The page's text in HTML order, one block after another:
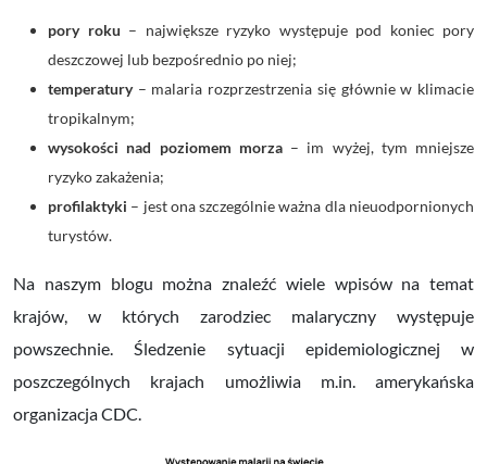
pory roku – największe ryzyko występuje pod koniec pory
deszczowej lub bezpośrednio po niej;
temperatury – malaria rozprzestrzenia się głównie w klimacie
tropikalnym;
wysokości nad poziomem morza– im wyżej, tym mniejsze
ryzyko zakażenia;
profilaktyki – jest ona szczególnie ważna dla nieuodpornionych
turystów.
Na naszym blogu można znaleźć wiele wpisów na temat
krajów, w których zarodziec malaryczny występuje
powszechnie. Śledzenie sytuacji epidemiologicznej w
poszczególnych krajach umożliwia m.in. amerykańska
organizacja CDC.